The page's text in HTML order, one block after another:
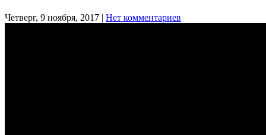
Четверг, 9 ноября, 2017 | Нет комментариев